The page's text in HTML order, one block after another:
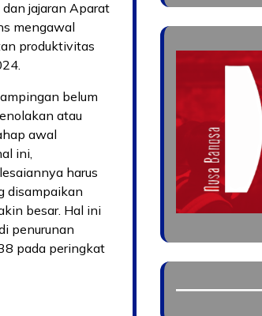
jajaran Aparat
mengawal
produktivitas
belum
atau
awal
ini,
harus
disampaikan
besar. Hal ini
penurunan
pada peringkat